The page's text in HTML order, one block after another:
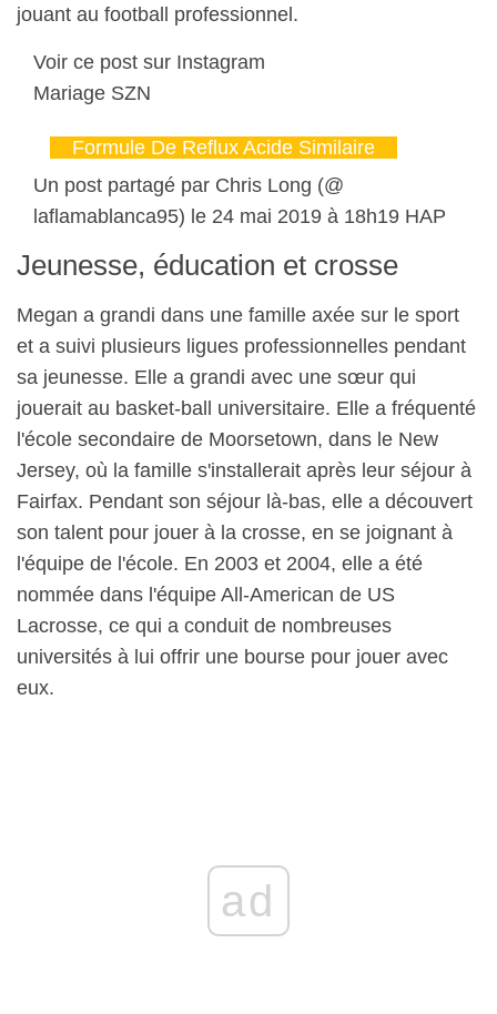
jouant au football professionnel.
Voir ce post sur Instagram
Mariage SZN
Formule De Reflux Acide Similaire
Un post partagé par Chris Long (@
laflamablanca95) le 24 mai 2019 à 18h19 HAP
Jeunesse, éducation et crosse
Megan a grandi dans une famille axée sur le sport
et a suivi plusieurs ligues professionnelles pendant
sa jeunesse. Elle a grandi avec une sœur qui
jouerait au basket-ball universitaire. Elle a fréquenté
l'école secondaire de Moorsetown, dans le New
Jersey, où la famille s'installerait après leur séjour à
Fairfax. Pendant son séjour là-bas, elle a découvert
son talent pour jouer à la crosse, en se joignant à
l'équipe de l'école. En 2003 et 2004, elle a été
nommée dans l'équipe All-American de US
Lacrosse, ce qui a conduit de nombreuses
universités à lui offrir une bourse pour jouer avec
eux.
ad